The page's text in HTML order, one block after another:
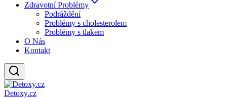
Zdravotní Problémy
Podráždění
Problémy s cholesterolem
Problémy s tlakem
O Nás
Kontakt
Detoxy.cz